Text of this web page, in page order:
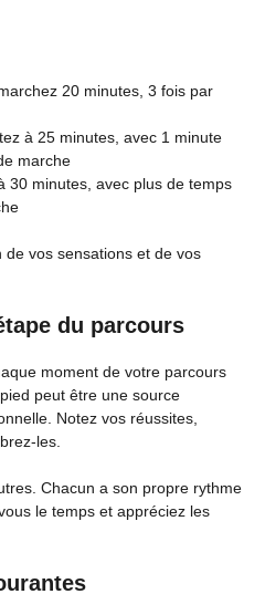
20 minutes, 3 fois par
à 25 minutes, avec 1 minute
marche
30 minutes, avec plus de temps
vos sensations et de vos
du parcours
moment de votre parcours
peut être une source
Notez vos réussites,
les.
Chacun a son propre rythme
le temps et appréciez les